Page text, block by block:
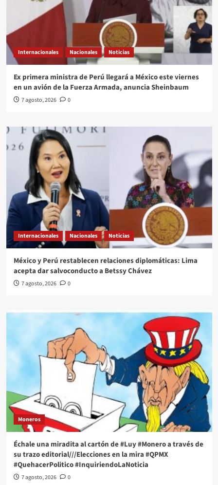
Internacionales Nacionales Noticias
Ex primera ministra de Perú llegará a México este viernes
en un avión de la Fuerza Armada, anuncia Sheinbaum
7 agosto, 2026 0
Internacionales Nacionales Noticias
México y Perú restablecen relaciones diplomáticas: Lima
acepta dar salvoconducto a Betssy Chávez
7 agosto, 2026 0
Moneros
Échale una miradita al cartón de #Luy #Monero a través de
su trazo editorial///Elecciones en la mira #QPMX
#QuehacerPolitico #InquiriendoLaNoticia
7 agosto, 2026 0